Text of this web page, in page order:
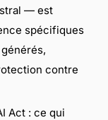
— est
spécifiques
contre
Act : ce qui